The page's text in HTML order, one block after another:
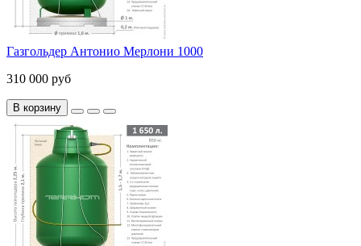
Газгольдер Антонио Мерлони 1000
310 000 руб
В корзину